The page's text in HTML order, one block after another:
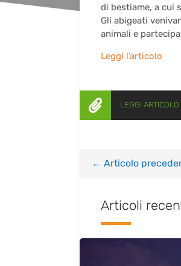
di bestiame, a cui
Gli abigeati
animali e
Leggi l’articolo
 LEGGI
← Articolo
Articoli